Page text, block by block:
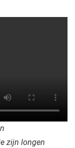
zijn longen